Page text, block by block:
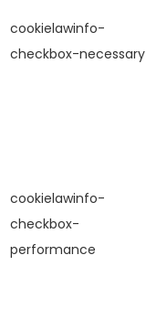
cookielawinfo-
checkbox-necessary
cookielawinfo-
checkbox-
performance